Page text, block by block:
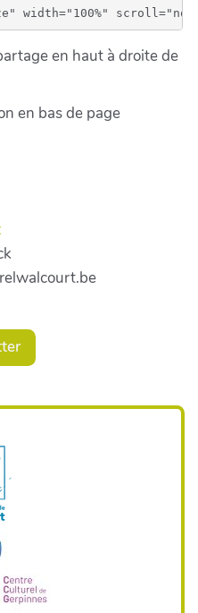
en haut à droite de
en bas de page